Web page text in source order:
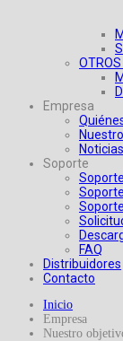
Empresa
Noticias
Soporte
FAQ
Distribuidores
Contacto
Inicio
Empresa
Nuestro